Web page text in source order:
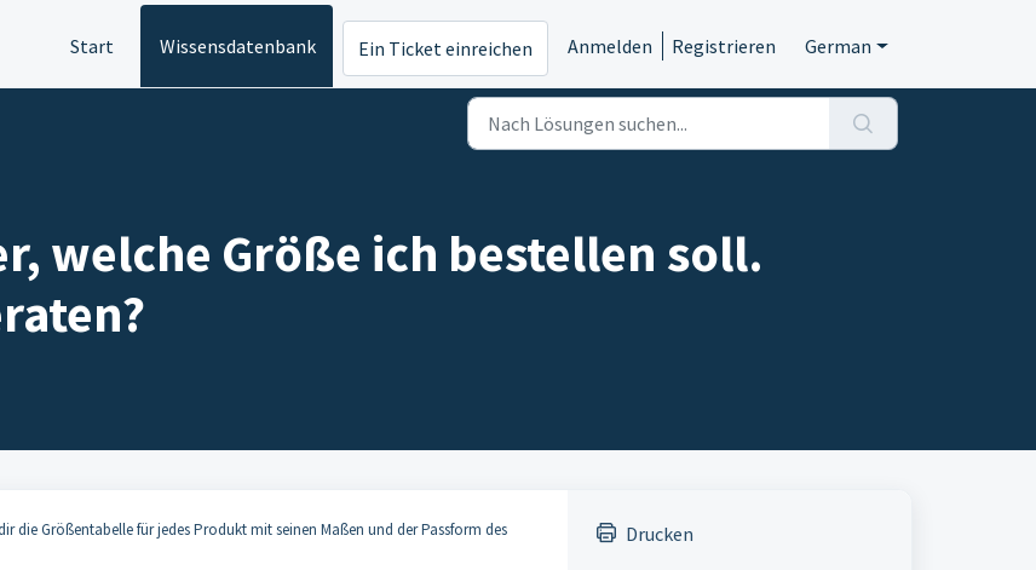
Start Wissensdatenbank Ein Ticket einreichen Anmelden Registrieren German
welche Größe ich bestellen soll.
die Größentabelle für jedes Produkt mit seinen Maßen und der Passform des
Drucken